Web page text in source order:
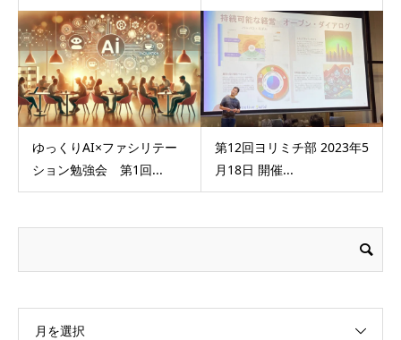
ゆっくりAI×ファシリテー
ション勉強会 第1回...
第12回ヨリミチ部 2023年5
月18日 開催...
月を選択